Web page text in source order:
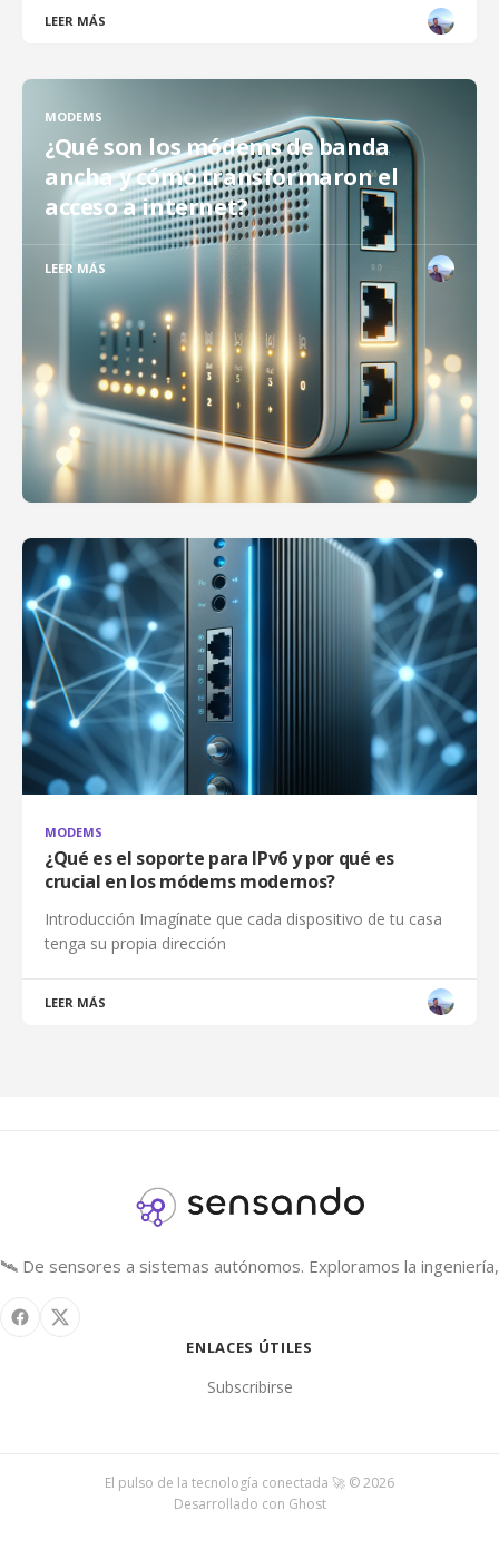
LEER MÁS
MODEMS
¿Qué son los módems de banda
ancha y cómo transformaron el
acceso a internet?
LEER MÁS
MODEMS
¿Qué es el soporte para IPv6 y por qué es
crucial en los módems modernos?
Introducción Imagínate que cada dispositivo de tu casa
tenga su propia dirección
LEER MÁS
🛰️ De sensores a sistemas autónomos. Exploramos la
ENLACES ÚTILES
Subscribirse
El pulso de la tecnología conectada 🚀 © 2026
Desarrollado con Ghost